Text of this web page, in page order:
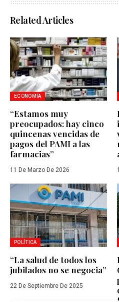
Related Articles
ECONOMÍA
“Estamos muy
preocupados: hay cinco
quincenas vencidas de
pagos del PAMI a las
farmacias”
11 De Marzo De 2026
POLÍTICA
“La salud de todos los
jubilados no se negocia”
22 De Septiembre De 2025